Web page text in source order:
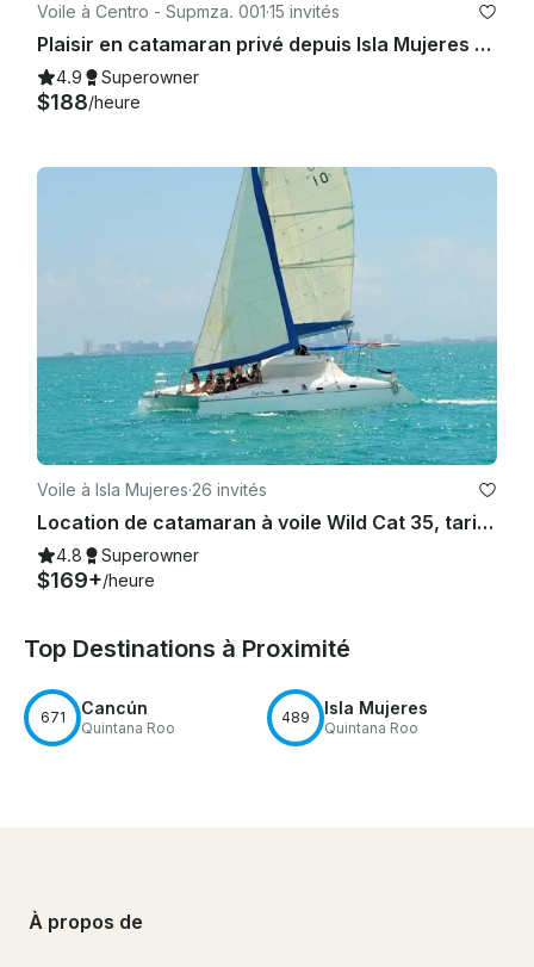
Voile à Centro - Supmza. 001·15 invités
Plaisir en catamaran privé depuis Isla Mujeres | Open Bar et plongée en apnée
4.9 Superowner
$188/heure
Voile à Isla Mujeres·26 invités
Location de catamaran à voile Wild Cat 35, tarif de départ pour 12 personnes.
4.8 Superowner
$169+/heure
Top Destinations à Proximité
671 Cancún
Quintana Roo
489 Isla Mujeres
Quintana Roo
À propos de